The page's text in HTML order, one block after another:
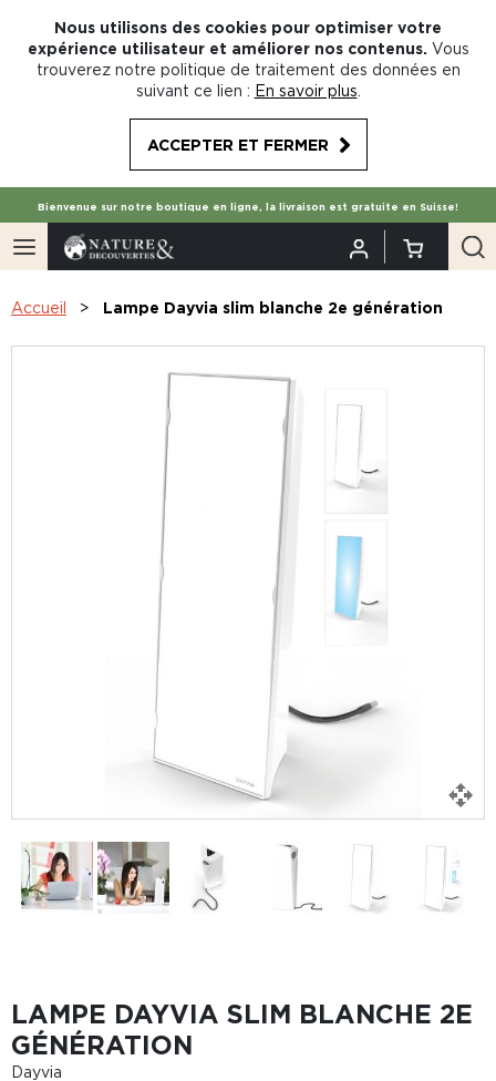
Nous utilisons des cookies pour optimiser votre
expérience utilisateur et améliorer nos contenus. Vous
trouverez notre politique de traitement des données en
suivant ce lien : En savoir plus
ACCEPTER ET FERMER
Bienvenue sur notre boutique en ligne, la livraison est gratuite en Suisse!
Accueil Lampe Dayvia slim blanche 2e génération
LAMPE DAYVIA SLIM BLANCHE 2E
GÉNÉRATION
Dayvia